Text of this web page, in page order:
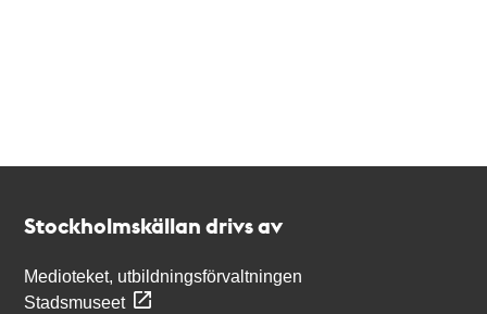
Stockholmskällan drivs av
Medioteket, utbildningsförvaltningen
Stadsmuseet